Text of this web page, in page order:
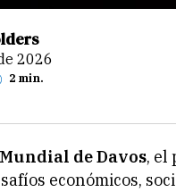
2026
2 min.
de Davos, el
económicos,